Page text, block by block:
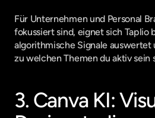
Für Unternehmen und Personal
fokussiert sind, eignet sich Taplio
algorithmische Signale auswertet
zu welchen Themen du aktiv sein
3. Canva KI: